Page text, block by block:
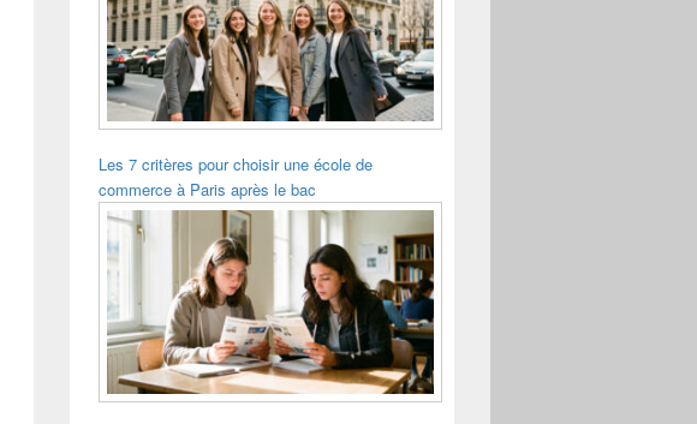
Les 7 critères pour choisir une école de
commerce à Paris après le bac